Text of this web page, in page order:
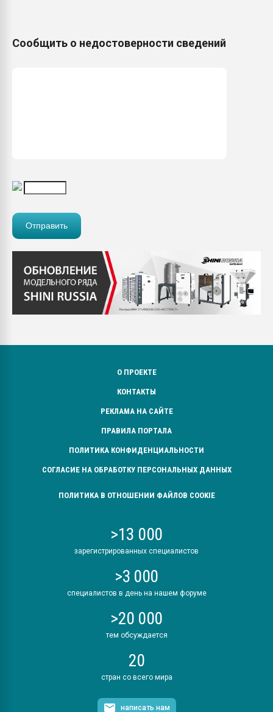
Сообщить о недостоверности сведений
О ПРОЕКТЕ
КОНТАКТЫ
РЕКЛАМА НА САЙТЕ
ПРАВИЛА ПОРТАЛА
ПОЛИТИКА КОНФИДЕНЦИАЛЬНОСТИ
СОГЛАСИЕ НА ОБРАБОТКУ ПЕРСОНАЛЬНЫХ ДАННЫХ
ПОЛИТИКА В ОТНОШЕНИИ ФАЙЛОВ COOKIE
>13 000
зарегистрированных специалистов
>3 000
специалистов в день на нашем форуме
>20 000
тем обсуждается
20
стран со всего мира
написать нам